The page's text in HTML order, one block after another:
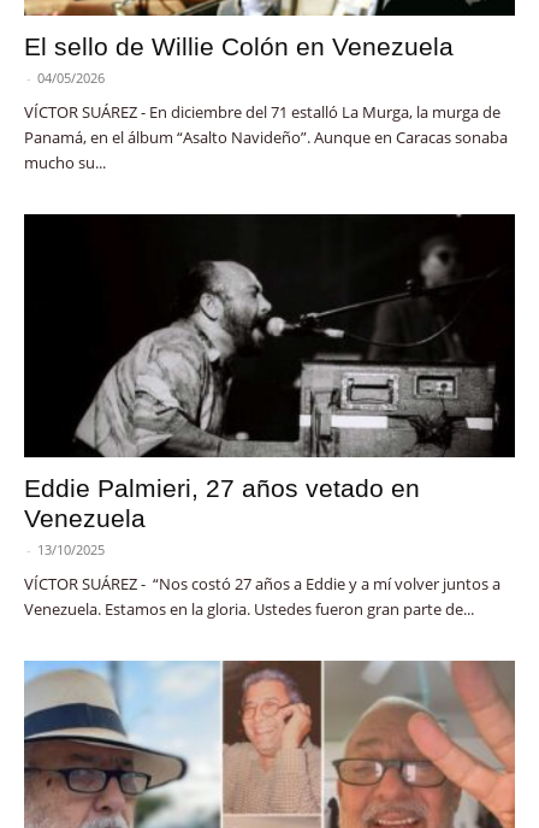
El sello de Willie Colón en Venezuela
- 04/05/2026
VÍCTOR SUÁREZ - En diciembre del 71 estalló La Murga, la murga de
Panamá, en el álbum “Asalto Navideño”. Aunque en Caracas sonaba
mucho su...
Eddie Palmieri, 27 años vetado en
Venezuela
- 13/10/2025
VÍCTOR SUÁREZ - “Nos costó 27 años a Eddie y a mí volver juntos a
Venezuela. Estamos en la gloria. Ustedes fueron gran parte de...